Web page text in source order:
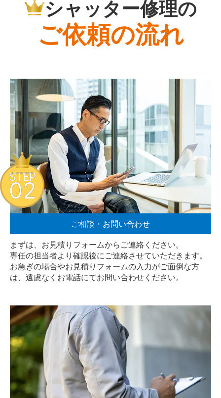
シャッター修理の
ご依頼の流れ
ご相談・お問い合わせ
まずは、お見積りフォームからご連絡ください。
専任の担当者より確認後にご連絡させていただきます。
お急ぎの場合やお見積りフォームの入力がご面倒な方
は、遠慮なく お電話にてお問い合わせください。
STEP
02